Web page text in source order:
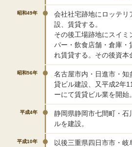
昭和49年
会社社宅跡地にロッテリ
設、賃貸する。
その後工場跡地にスイ
パー・飲食店舗・倉庫
れ賃貸する。その後資本
昭和56年
名古屋市内・日進市・
貸ビル建設、又平成2年
ーにて賃貸ビル業を開始。
平成4年
静岡県静岡市七間町・
ルを建設。
平成10年
以後三重県四日市市・岐